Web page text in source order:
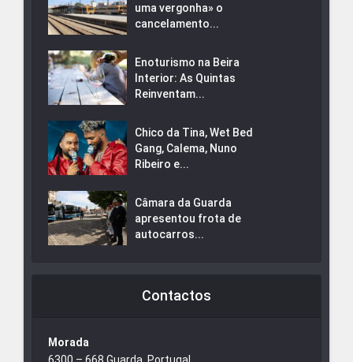
uma vergonha» o
cancelamento...
Enoturismo na Beira
Interior: As Quintas
Reinventam...
Chico da Tina, Wet Bed
Gang, Calema, Nuno
Ribeiro e...
Câmara da Guarda
apresentou frota de
autocarros...
Contactos
Morada